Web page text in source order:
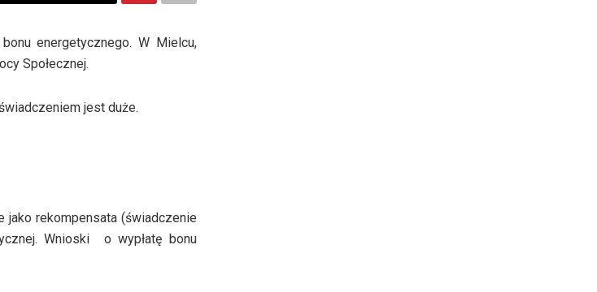
energetycznego. W Mielcu,
Społecznej.
jest duże.
jako rekompensata (świadczenie
Wnioski o wypłatę bonu